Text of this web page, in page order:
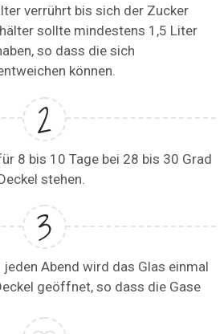
verrührt bis sich der Zucker
sollte mindestens 1,5 Liter
so dass die sich
können.
8 bis 10 Tage bei 28 bis 30 Grad
stehen.
Abend wird das Glas einmal
geöffnet, so dass die Gase